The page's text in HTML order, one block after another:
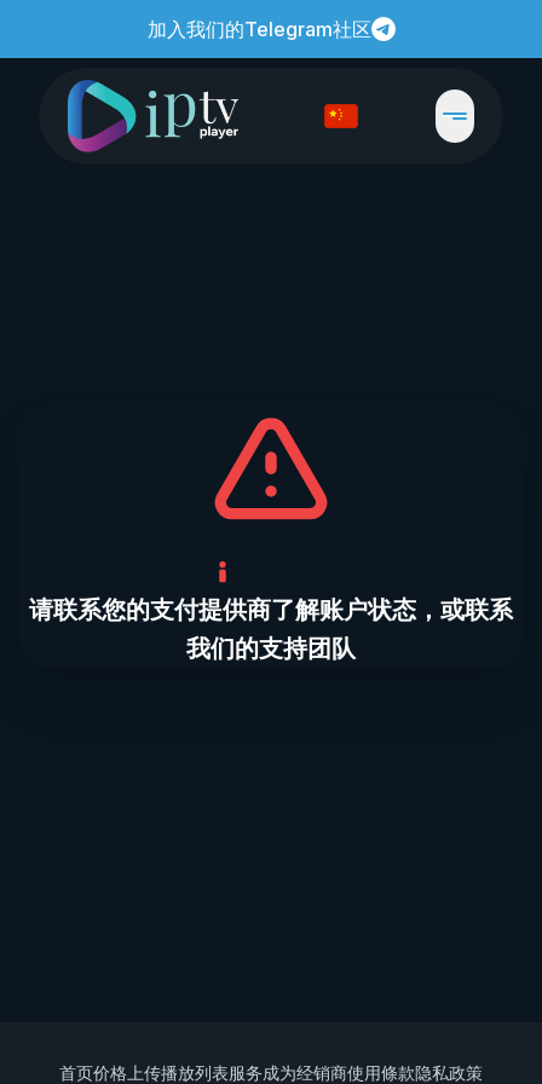
加入我们的Telegram社区
请联系您的支付提供商了解账户状态，或联系
我们的支持团队
首页价格 上传播放列表服务成为经销商使用條款隐私政策